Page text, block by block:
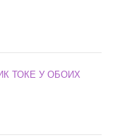
ТОКЕ У ОБОИХ